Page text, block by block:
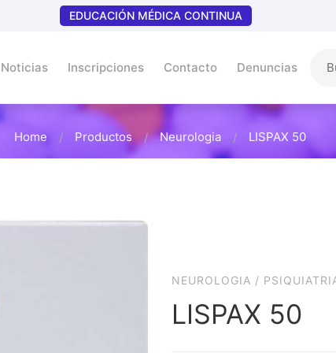
EDUCACIÓN MÉDICA CONTINUA
Noticias Inscripciones Contacto Denuncias
Home Productos Neurologia LISPAX 50
NEUROLOGIA /
LISPAX 50